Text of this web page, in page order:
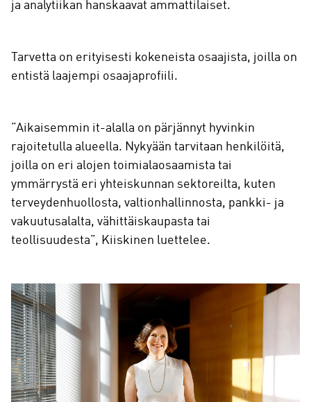
ja analytiikan hanskaavat ammattilaiset.
Tarvetta on erityisesti kokeneista osaajista, joilla on
entistä laajempi osaajaprofiili.
”Aikaisemmin it-alalla on pärjännyt hyvinkin
rajoitetulla alueella. Nykyään tarvitaan henkilöitä,
joilla on eri alojen toimialaosaamista tai
ymmärrystä eri yhteiskunnan sektoreilta, kuten
terveydenhuollosta, valtionhallinnosta, pankki- ja
vakuutusalalta, vähittäiskaupasta tai
teollisuudesta”, Kiiskinen luettelee.